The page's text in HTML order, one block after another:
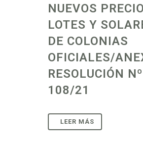
NUEVOS
LOTES Y
DE COLONIAS
OFICIALES/
RESOLUCIÓN Nº
108/21